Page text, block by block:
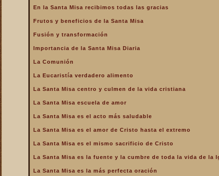
culmen de la vida cristiana
La Santa Misa centro y raíz
más saludable
La Santa Misa es el amor
compendio de todo lo
bueno que hay en la Iglesia
La Santa Misa es el mismo
y la cumbre de toda la vida
En la Santa Misa recibimos todas las gracias
Frutos y beneficios de la Santa Misa
Fusión y transformación
Importancia de la Santa Misa Diaria
La Comunión
La Eucaristía verdadero alimento
La Santa Misa centro y culmen de la vida cristiana
La Santa Misa escuela de amor
La Santa Misa es el acto más saludable
La Santa Misa es el amor de Cristo hasta el extremo
La Santa Misa es el mismo sacrificio de Cristo
La Santa Misa es la fuente y la cumbre de toda la vida de la
La Santa Misa es la más perfecta oración